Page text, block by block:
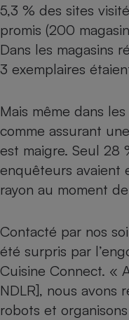
5,3 % des sites
promis (200
Dans les magasins
3 exemplaires
Mais même dans
comme assurant
est maigre. Seul 28
enquêteurs avaient
rayon au moment
Contacté par nos
été surpris par
Cuisine Connect. «
NDLR], nous avons
robots et